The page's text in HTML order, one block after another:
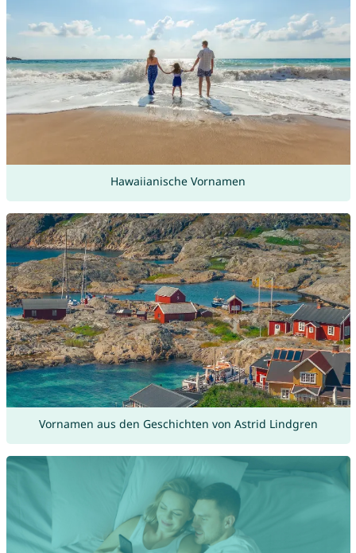
Hawaiianische Vornamen
Vornamen aus den Geschichten von Astrid Lindgren